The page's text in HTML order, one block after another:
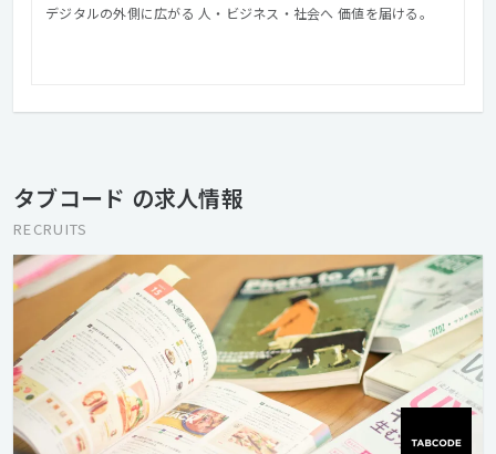
デジタルの外側に広がる 人・ビジネス・社会へ 価値を届ける。
タブコード の求人情報
RECRUITS